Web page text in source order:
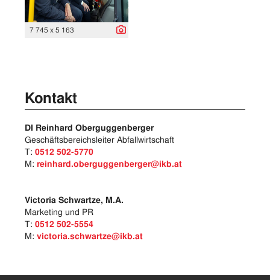
7 745 x 5 163
Kontakt
DI Reinhard Oberguggenberger
Geschäftsbereichsleiter Abfallwirtschaft
T: 0512 502-5770
M: reinhard.oberguggenberger@ikb.at
Victoria Schwartze, M.A.
Marketing und PR
T: 0512 502-5554
M: victoria.schwartze@ikb.at